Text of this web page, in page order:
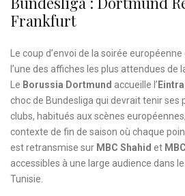
Frankfurt
Le coup d’envoi de la soirée
l’une des affiches les plus attendues de
Le Borussia Dortmund accueille l’
choc de Bundesliga qui devrait tenir ses
clubs, habitués aux scènes
contexte de fin de saison où chaque
est retransmise sur MBC Shahid et
accessibles à une large audience dans
Tunisie.